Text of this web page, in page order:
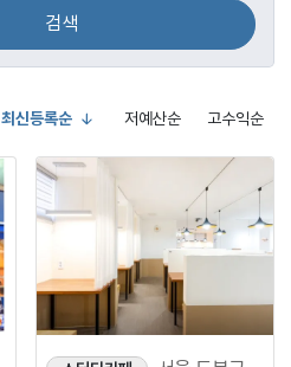
검색
최신등록순 저예산순 고수익순